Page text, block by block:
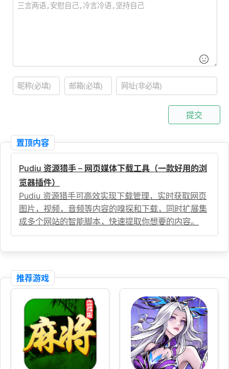
提交
置顶内容
Pudiu 资源猎手 – 网页媒体下载工具（一款好用的浏
览器插件）
Pudiu 资源猎手可高效实现下载管理，实时获取网页
图片，视频，音频等内容的嗅探和下载，同时扩展集
成多个网站的智能脚本，快速提取你想要的内容。
推荐游戏